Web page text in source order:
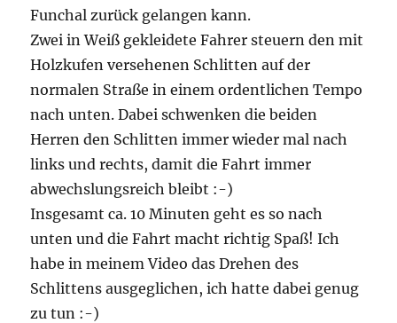
Funchal zurück gelangen kann.
Zwei in Weiß gekleidete Fahrer steuern den mit
Holzkufen versehenen Schlitten auf der
normalen Straße in einem ordentlichen Tempo
nach unten. Dabei schwenken die beiden
Herren den Schlitten immer wieder mal nach
links und rechts, damit die Fahrt immer
abwechslungsreich bleibt :-)
Insgesamt ca. 10 Minuten geht es so nach
unten und die Fahrt macht richtig Spaß! Ich
habe in meinem Video das Drehen des
Schlittens ausgeglichen, ich hatte dabei genug
zu tun :-)